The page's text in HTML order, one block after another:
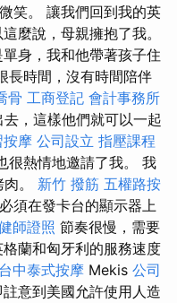
笑。 讓我們回到我的英
麼說，母親擁抱了我。
身，我和他帶著孩子住
長時間，沒有時間陪伴
骨 工商登記 會計事務所
，這樣他們就可以一起
按摩 公司設立 指壓課程
很熱情地邀請了我。 我
。 新竹 撥筋 五權路按
須在發卡台的顯示器上
師證照 節奏很慢，需要
格蘭和匈牙利的服務速度
台中泰式按摩 Mekis 公司
意到美國允許使用人造